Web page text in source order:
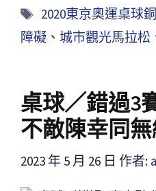
2020東京奧運桌球
障礙 、 城市觀光馬拉松
桌球／錯過3
不敵陳幸同
2023 年 5 月 26 日 作者: